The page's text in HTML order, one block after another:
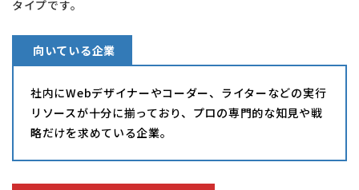
タイプです。
向いている企業
社内にWebデザイナーやコーダー、ライターなどの実行
リソースが十分に揃っており、プロの専門的な知見や戦
略だけを求めている企業。